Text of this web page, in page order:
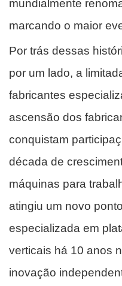
mundialmente
marcando o maior
Por trás dessas
por um lado, a
fabricantes
ascensão dos
conquistam
década de
máquinas para
atingiu um novo
especializada em
verticais há 10 anos
inovação